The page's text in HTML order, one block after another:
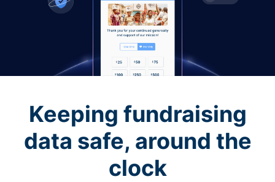
Keeping fundraising
data safe, around the
clock